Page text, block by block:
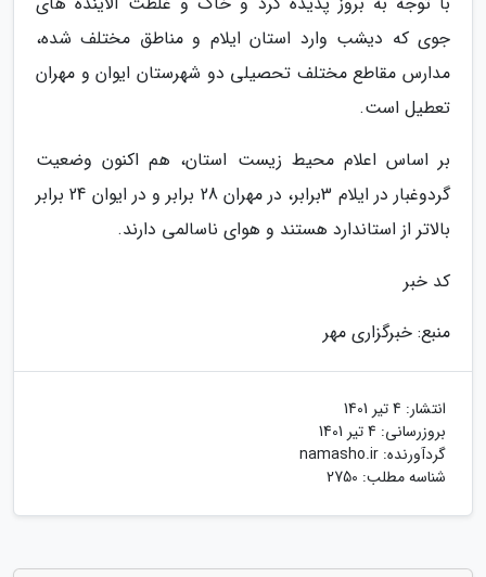
جوی که دیشب وارد استان ایلام و مناطق مختلف شده،
مدارس مقاطع مختلف تحصیلی دو شهرستان ایوان و مهران
تعطیل است.
بر اساس اعلام محیط زیست استان، هم اکنون وضعیت
گردوغبار در ایلام 3برابر، در مهران 28 برابر و در ایوان 24 برابر
بالاتر از استاندارد هستند و هوای ناسالمی دارند.
کد خبر
منبع: خبرگزاری مهر
انتشار: 4 تیر 1401
بروزرسانی: 4 تیر 1401
گردآورنده: namasho.ir
شناسه مطلب: 2750